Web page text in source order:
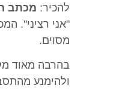
להכיר: מכתב
"אני רציני".
מסוים.
בהרבה מאוד
ולהימנע